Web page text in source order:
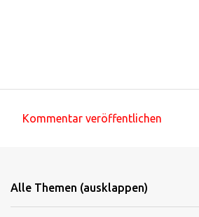
m
Kommentar veröffentlichen
Alle Themen (ausklappen)